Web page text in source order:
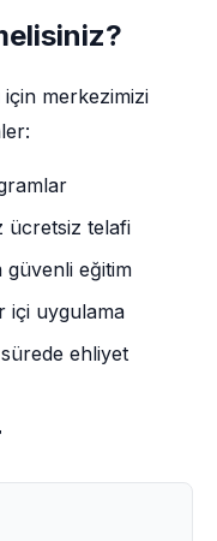
için merkezimizi
ücretsiz telafi
eğitim
içi uygulama
ehliyet